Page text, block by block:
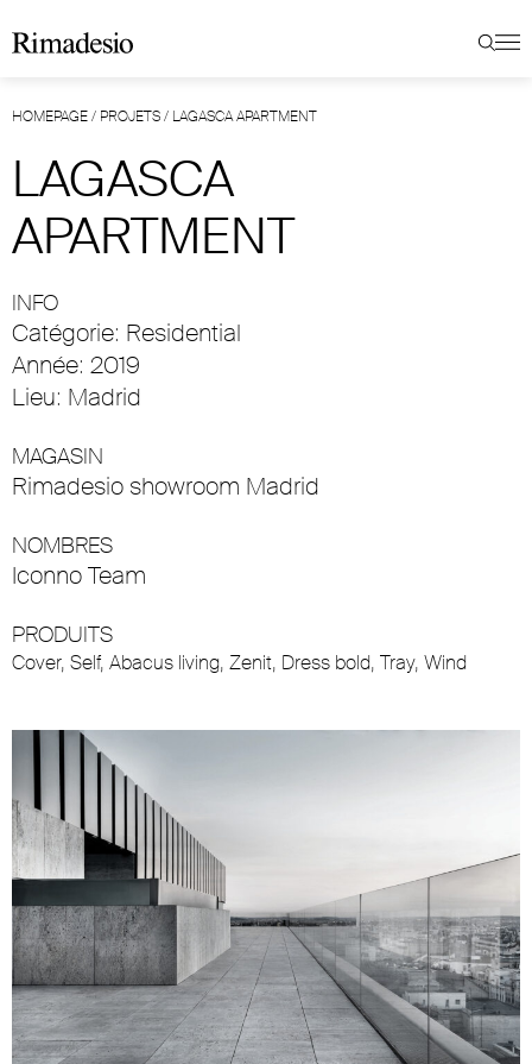
HOMEPAGE/ PROJETS/ LAGASCA APARTMENT
LAGASCA
APARTMENT
INFO
Catégorie: Residential
Année: 2019
Lieu: Madrid
MAGASIN
Rimadesio showroom Madrid
NOMBRES
Iconno Team
PRODUITS
Cover, Self, Abacus living, Zenit, Dress bold, Tray, Wind